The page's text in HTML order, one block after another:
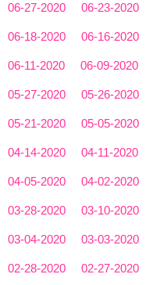
06-27-2020
06-23-2020
06-18-2020 06-16-2020
06-11-2020 06-09-2020
05-27-2020 05-26-2020
05-21-2020 05-05-2020
04-14-2020 04-11-2020
04-05-2020 04-02-2020
03-28-2020 03-10-2020
03-04-2020 03-03-2020
02-28-2020 02-27-2020